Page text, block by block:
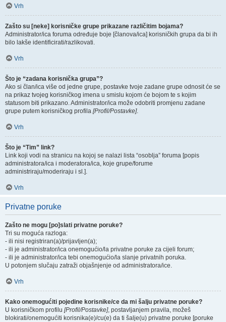
Vrh
Zašto su [neke] korisničke grupe prikazane različitim bojama?
Administrator/ica foruma određuje boje [članova/ica] korisničkih grupa da bi ih
bilo lakše identificirati/razlikovati.
Vrh
Što je “zadana korisnička grupa”?
Ako si član/ica više od jedne grupe, postavke tvoje zadane grupe odnosit će se
na prikaz tvojeg korisničkog imena u smislu kojom će bojom te s kojim
statusom biti prikazano. Administrator/ica može odobriti promjenu zadane
grupe putem korisničkog profila [Profil/Postavke].
Vrh
Što je “Tim” link?
Link koji vodi na stranicu na kojoj se nalazi lista “osoblja” foruma [popis
administratora/ica i moderatora/ica, koje grupe/forume
administriraju/moderiraju i sl.].
Vrh
Privatne poruke
Zašto ne mogu [po]slati privatne poruke?
Tri su moguća razloga:
- ili nisi registriran(a)/prijavljen(a);
- ili je administrator/ica onemogućio/la privatne poruke za cijeli forum;
- ili je administrator/ica tebi onemogućio/la slanje privatnih poruka.
U potonjem slučaju zatraži objašnjenje od administratora/ice.
Vrh
Kako onemogućiti pojedine korisnike/ce da mi šalju privatne poruke?
U korisničkom profilu [Profil/Postavke], postavljanjem pravila, možeš
blokirati/onemogućiti korisnika(e)/cu(e) da ti šalje(u) privatne poruke [poruke